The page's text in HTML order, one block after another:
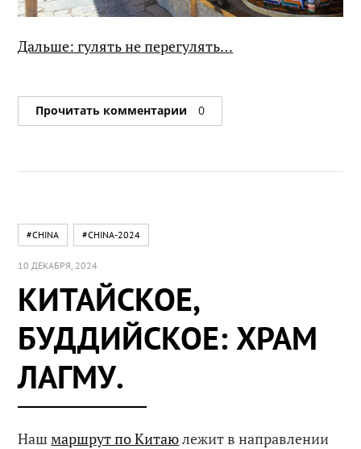
Дальше: гулять не перегулять…
Прочитать комментарии 0
#CHINA #CHINA-2024
10 ДЕКАБРЯ, 2024
КИТАЙСКОЕ,
БУДДИЙСКОЕ: ХРАМ
ЛАГМУ.
Нашмаршрут по Китаюлежит в направлении